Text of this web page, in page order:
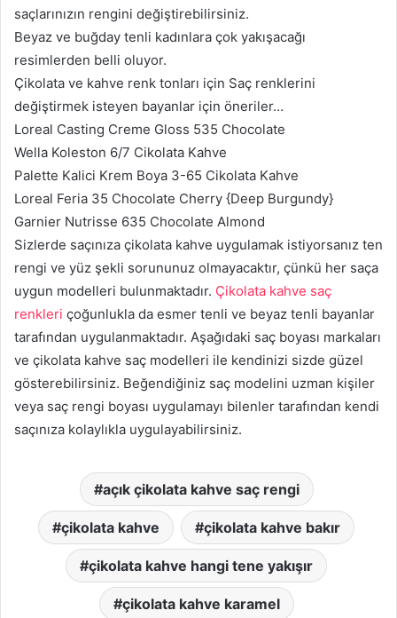
saçlarınızın rengini değiştirebilirsiniz.
Beyaz ve buğday tenli kadınlara çok yakışacağı
resimlerden belli oluyor.
Çikolata ve kahve renk tonları için Saç renklerini
değiştirmek isteyen bayanlar için öneriler…
Loreal Casting Creme Gloss 535 Chocolate
Wella Koleston 6/7 Cikolata Kahve
Palette Kalici Krem Boya 3-65 Cikolata Kahve
Loreal Feria 35 Chocolate Cherry {Deep Burgundy}
Garnier Nutrisse 635 Chocolate Almond
Sizlerde saçınıza çikolata kahve uygulamak istiyorsanız ten
rengi ve yüz şekli sorununuz olmayacaktır, çünkü her saça
uygun modelleri bulunmaktadır. Çikolata kahve saç
renkleri çoğunlukla da esmer tenli ve beyaz tenli bayanlar
tarafından uygulanmaktadır. Aşağıdaki saç boyası markaları
ve çikolata kahve saç modelleri ile kendinizi sizde güzel
gösterebilirsiniz. Beğendiğiniz saç modelini uzman kişiler
veya saç rengi boyası uygulamayı bilenler tarafından kendi
saçınıza kolaylıkla uygulayabilirsiniz.
açık çikolata kahve saç rengi
çikolata kahve çikolata kahve bakır
çikolata kahve hangi tene yakışır
çikolata kahve karamel